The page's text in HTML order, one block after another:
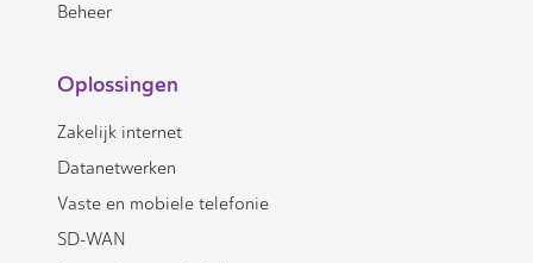
Beheer
Oplossingen
Zakelijk internet
Datanetwerken
Vaste en mobiele telefonie
SD-WAN